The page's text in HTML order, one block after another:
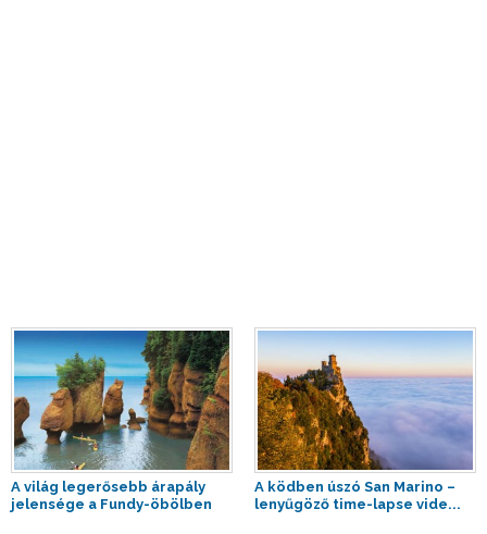
A világ legerősebb árapály
jelensége a Fundy-öbölben
A ködben úszó San Marino –
lenyűgöző time-lapse vide...